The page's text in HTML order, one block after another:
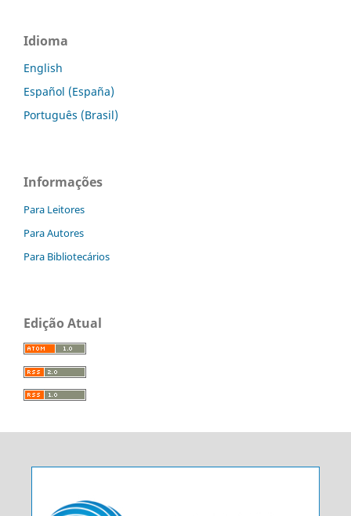
Idioma
English
Español (España)
Português (Brasil)
Informações
Para Leitores
Para Autores
Para Bibliotecários
Edição Atual